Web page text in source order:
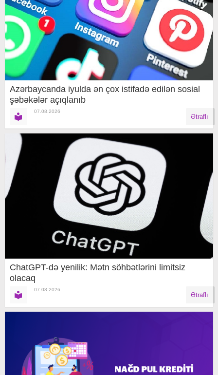
Azərbaycanda iyulda ən çox istifadə edilən sosial
şəbəkələr açıqlanıb
07.08.2026
Ətraflı
ChatGPT-də yenilik: Mətn söhbətlərini limitsiz
olacaq
07.08.2026
Ətraflı